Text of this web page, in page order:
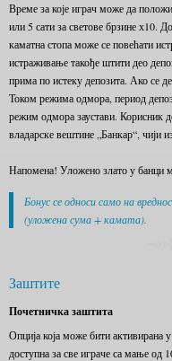
Време за које играч може да
или 5 сати за светове брзине х10.
каматна стопа може се повећати
истраживање такође штити део
прима по истеку депозита. Ако се
Током режима одмора, период
режим одмора заустави. Корисник
владарске вештине „Банкар“, чији
Напомена! Уложено злато у банци
Бонус се односи само на
(уложена сума + камата).
Заштите
Почетничка заштита
Опција која може бити активирана
доступна за све играче са мање од